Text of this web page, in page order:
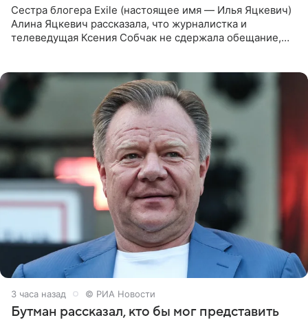
Сестра блогера Exile (настоящее имя — Илья Яцкевич)
Алина Яцкевич рассказала, что журналистка и
телеведущая Ксения Собчак не сдержала обещание,
3 часа назад © РИА Новости
Бутман рассказал, кто бы мог представить